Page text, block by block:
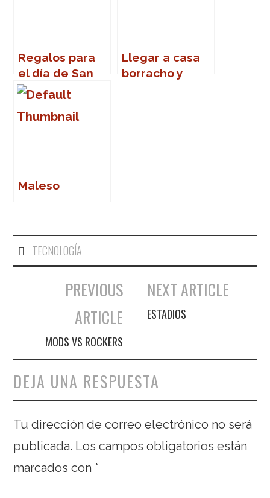
Regalos para
el día de San
Calentín
Llegar a casa
borracho y
Maleso
TECNOLOGÍA
Navegación de entradas
PREVIOUS
ARTICLE
MODS VS ROCKERS
NEXT ARTICLE
ESTADIOS
DEJA UNA RESPUESTA
Tu dirección de correo electrónico no será
publicada. Los campos obligatorios están
marcados con *